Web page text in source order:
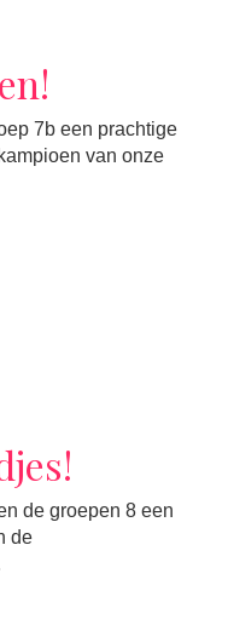
7b een prachtige
van onze
de groepen 8 een
de